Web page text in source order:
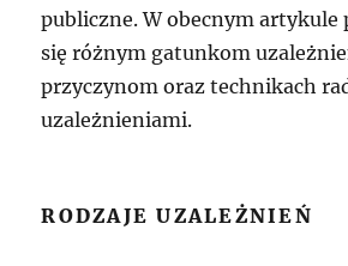
publiczne. W obecnym artykule
się różnym gatunkom
przyczynom oraz technikach
uzależnieniami.
RODZAJE UZALEŻNIEŃ